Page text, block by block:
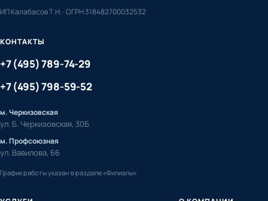
ИП Калабасов Т.Н. · ОГРН 318482700032532
КОНТАКТЫ
+7 (495) 789-74-29
+7 (495) 798-59-52
м. Черкизовская
ул. Б. Черкизовская, 30Б
м. Профсоюзная
ул. Вавилова, 66
График работы указан в разделе «Филиалы»